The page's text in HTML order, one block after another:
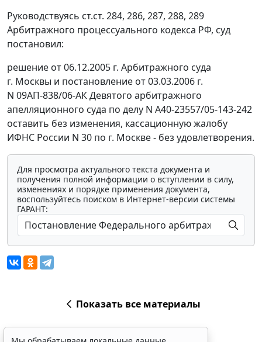
Руководствуясь ст.ст. 284, 286, 287, 288, 289
Арбитражного процессуального кодекса РФ, суд
постановил:
решение от 06.12.2005 г. Арбитражного суда
г. Москвы и постановление от 03.03.2006 г.
N 09АП-838/06-АК Девятого арбитражного
апелляционного суда по делу N А40-23557/05-143-242
оставить без изменения, кассационную жалобу
ИФНС России N 30 по г. Москве - без удовлетворения.
Для просмотра актуального текста документа и
получения полной информации о вступлении в силу,
изменениях и порядке применения документа,
воспользуйтесь поиском в Интернет-версии системы
ГАРАНТ:
Показать все материалы